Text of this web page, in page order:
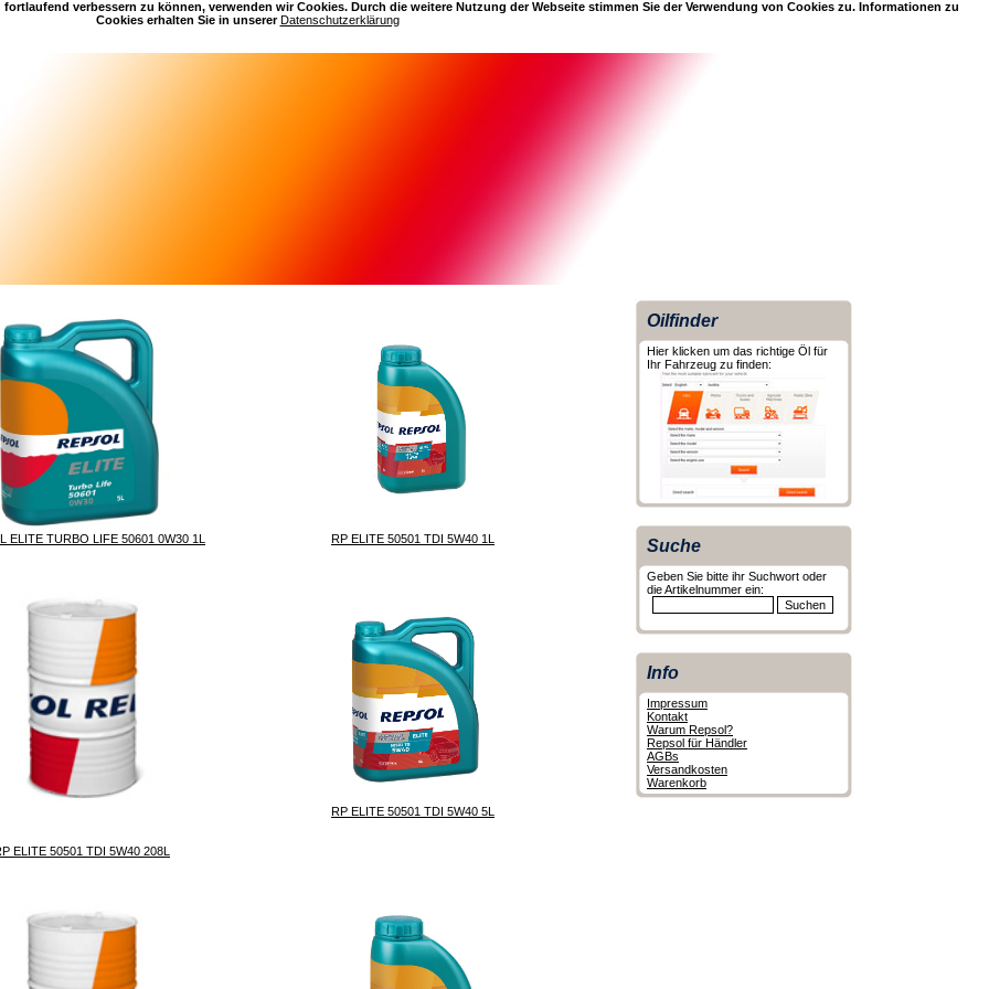
verbessern zu können, verwenden wir Cookies. Durch die weitere Nutzung der Webseite stimmen Sie der Verwendung von Cookies zu. Informationen zu
Cookies erhalten Sie in unsererDatenschutzerklärung
ELITE TURBO LIFE 50601 0W30 1L RP ELITE 50501 TDI 5W40 1L
ELITE 50501 TDI 5W40 208L
RP ELITE 50501 TDI 5W40 5L
Oilfinder
Hier klicken um das richtige Öl für
Ihr Fahrzeug zu finden:
Suche
Geben Sie bitte ihr Suchwort oder
die Artikelnummer ein:
Info
Impressum
Kontakt
Warum Repsol?
Repsol für Händler
AGBs
Versandkosten
Warenkorb